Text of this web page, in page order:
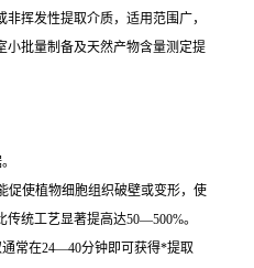
非挥发性提取介质，适用范围广，
小批量制备及天然产物含量测定提
促使植物细胞组织破壁或变形，使
传统工艺显著提高达50—500%。
常在24—40分钟即可获得*提取